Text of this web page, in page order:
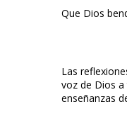
Que Dios
Las
voz de Dios
enseñanzas